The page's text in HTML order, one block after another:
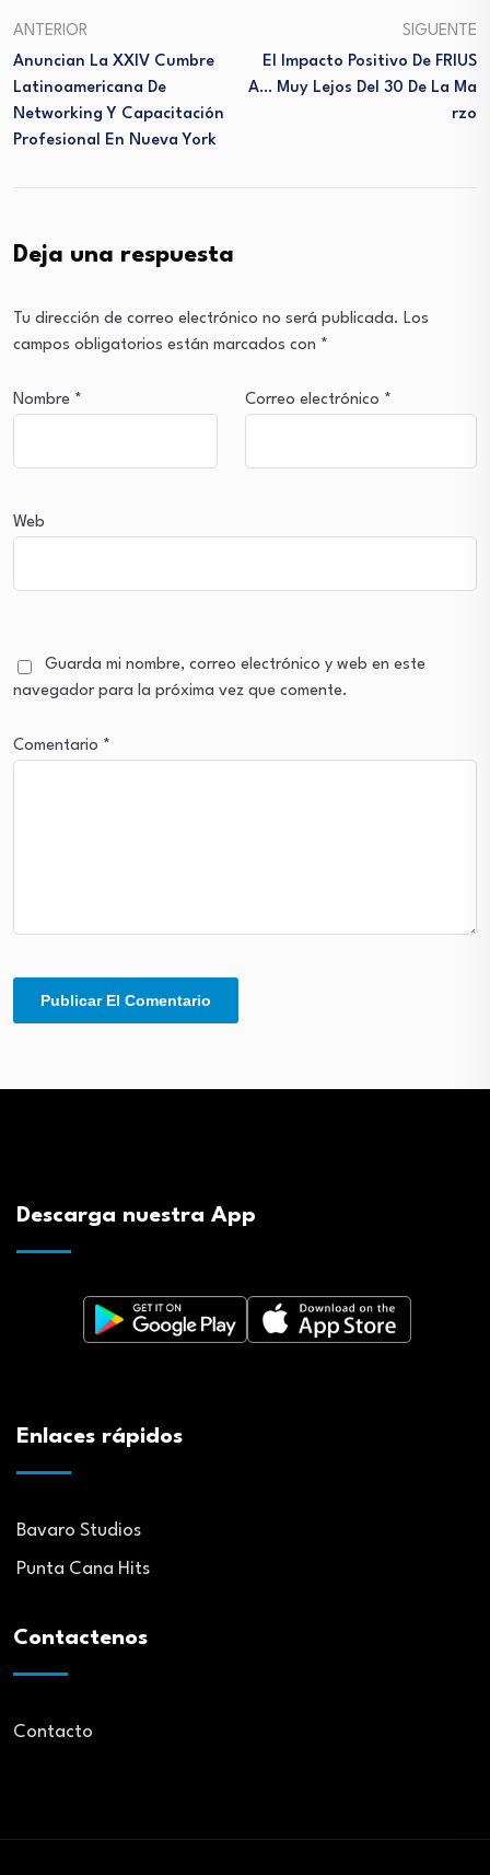
ANTERIOR
Anuncian La XXIV Cumbre
Latinoamericana De
Networking Y Capacitación
Profesional En Nueva York
SIGUENTE
El Impacto Positivo De FRIUS
A… Muy Lejos Del 30 De La Ma
Rzo
Deja una respuesta
Tu dirección de correo electrónico no será publicada. Los
campos obligatorios están marcados con *
Nombre * Correo electrónico *
Web
Guarda mi nombre, correo electrónico y web en este
navegador para la próxima vez que comente.
Comentario *
Descarga nuestra App
Enlaces rápidos
Bavaro Studios
Punta Cana Hits
Contactenos
Contacto